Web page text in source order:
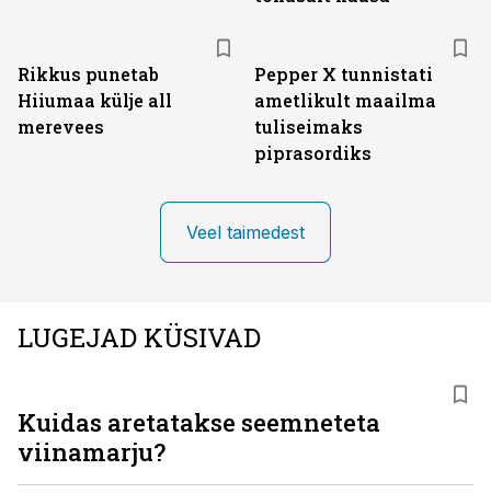
Rikkus punetab
Hiiumaa külje all
merevees
Pepper X tunnistati
ametlikult maailma
tuliseimaks
piprasordiks
Veel taimedest
LUGEJAD KÜSIVAD
Kuidas aretatakse seemneteta
viinamarju?